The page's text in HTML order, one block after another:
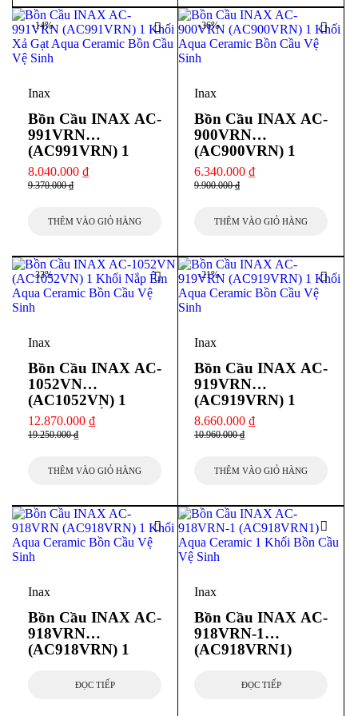
Bản vẽ bệ xí bệt liền khối Inax AC 939
VN xả nhấn nắp êm
Video giới thiệu bồn cầu 1 khối Inax AC-
939 VN
-14%
Inax
Bồn Cầu INAX AC-
991VRN
(AC991VRN) 1
Khối Xả Gạt Aqua
Ceramic
9.370.000₫
8.040.000 ₫
THÊM VÀO GIỎ HÀNG
-36%
Inax
Bồn Cầu INAX AC-
900VRN
(AC900VRN) 1
Khối Aqua Ceramic
9.900.000₫
6.340.000 ₫
THÊM VÀO GIỎ HÀNG
-33%
Inax
Bồn Cầu INAX AC-
1052VN
(AC1052VN) 1
Khối Nắp Êm Aqua
Ceramic
19.250.000₫
12.870.000 ₫
THÊM VÀO GIỎ HÀNG
-21%
Inax
Bồn Cầu INAX AC-
919VRN
(AC919VRN) 1
Khối Aqua Ceramic
10.960.000₫
8.660.000 ₫
THÊM VÀO GIỎ HÀNG
Inax
Bồn Cầu INAX AC-
918VRN
(AC918VRN) 1
ĐỌC TIẾP
Inax
Bồn Cầu INAX AC-
918VRN-1
(AC918VRN1)
ĐỌC TIẾP